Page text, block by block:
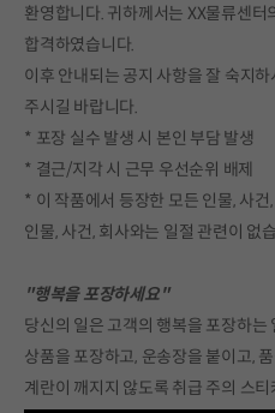
환영합니다. 귀하께서는 XX물류센
합격하였습니다.
이후 안내되는 공지 사항을 잘 숙지
주시길 바랍니다.
* 포장 실수 발생 시 본인 부담 발생
* 결근/지각 시 근무 우선순위 배제
* 이 작품에서 등장한 모든 인물, 사
인물, 사건, 회사와는 일절 관련이 없
"행복을 포장하세요"
당신의 일은 고객의 행복을 포장하는
상품을 포장하고, 운송장을 붙이고,
계란이 깨지지 않도록 취급 주의 스